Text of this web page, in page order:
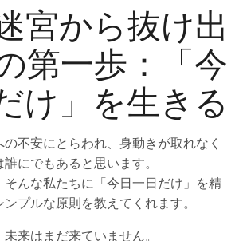
宮から抜け出
第一歩：「今
け」を生きる
不安にとらわれ、身動きが取れなく
にでもあると思います。
そんな私たちに「今日一日だけ」を精
プルな原則を教えてくれます。
来はまだ来ていません。